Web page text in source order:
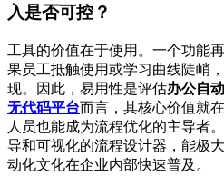
入是否可控？
工具的价值在于使用。一个功能
果员工抵触使用或学习曲线陡峭
现。因此，易用性是评估办公自
无代码平台而言，其核心价值就
人员也能成为流程优化的主导者
导和可视化的流程设计器，能极
动化文化在企业内部快速普及。